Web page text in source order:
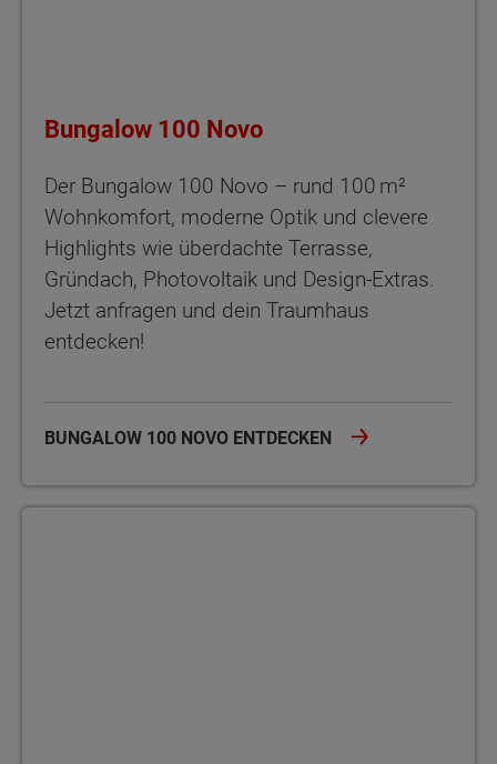
Bungalow 100 Novo
Der Bungalow 100 Novo – rund 100 m²
Wohnkomfort, moderne Optik und clevere
Highlights wie überdachte Terrasse,
Gründach, Photovoltaik und Design-Extras.
Jetzt anfragen und dein Traumhaus
entdecken!
BUNGALOW 100 NOVO ENTDECKEN